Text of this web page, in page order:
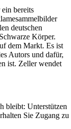
bereits
deutschen
Körper.
dem Markt. Es ist
Autors und dafür,
ist. Zeller wendet
bleibt: Unterstützen
Sie Zugang zu